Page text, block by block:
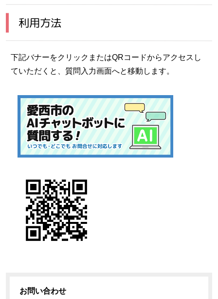
利用方法
下記バナーをクリックまたはQRコードからアクセスし
ていただくと、質問入力画面へと移動します。
お問い合わせ